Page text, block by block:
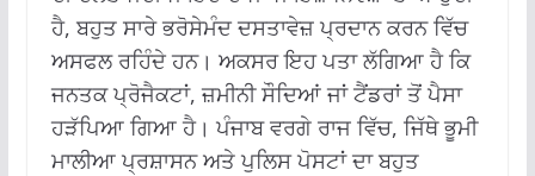
ਹੈ, ਬਹੁਤ ਸਾਰੇ ਭਰੋਸੇਮੰਦ ਦਸਤਾਵੇਜ਼ ਪ੍ਰਦਾਨ ਕਰਨ ਵਿੱਚ
ਅਸਫਲ ਰਹਿੰਦੇ ਹਨ। ਅਕਸਰ ਇਹ ਪਤਾ ਲੱਗਿਆ ਹੈ ਕਿ
ਜਨਤਕ ਪ੍ਰੋਜੈਕਟਾਂ, ਜ਼ਮੀਨੀ ਸੌਦਿਆਂ ਜਾਂ ਟੈਂਡਰਾਂ ਤੋਂ ਪੈਸਾ
ਹੜੱਪਿਆ ਗਿਆ ਹੈ। ਪੰਜਾਬ ਵਰਗੇ ਰਾਜ ਵਿੱਚ, ਜਿੱਥੇ ਭੂਮੀ
ਮਾਲੀਆ ਪ੍ਰਸ਼ਾਸਨ ਅਤੇ ਪੁਲਿਸ ਪੋਸਟਾਂ ਦਾ ਬਹੁਤ